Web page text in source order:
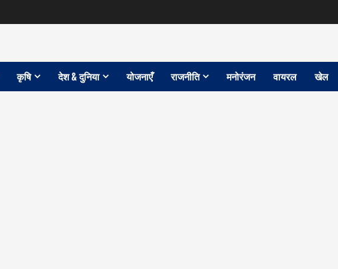
कृषि देश & दुनिया योजनाएँ राजनीति मनोरंजन वायरल खेल